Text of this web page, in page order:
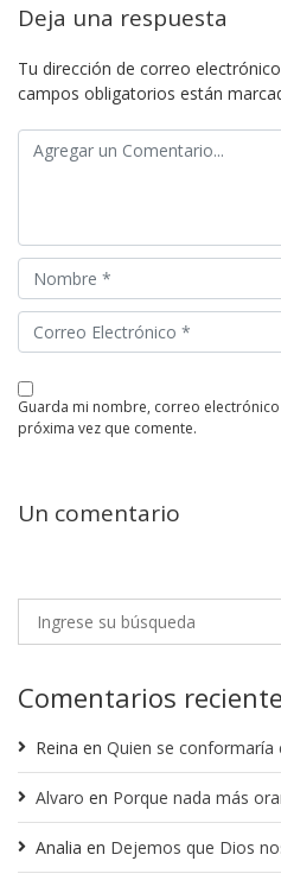
Deja una respuesta
Tu dirección de correo
campos obligatorios están
guarda mi nombre, correo electrónico y web en este navegador para la
próxima vez que comente.
Un comentario
Comentarios
Reina en Quien se conformaría
Alvaro en Porque nada más
Analia en Dejemos que Dios